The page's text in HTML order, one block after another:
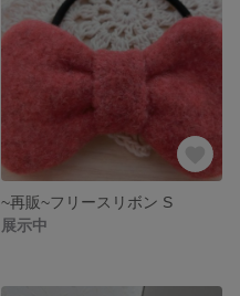
~再販~フリースリボン S
展示中